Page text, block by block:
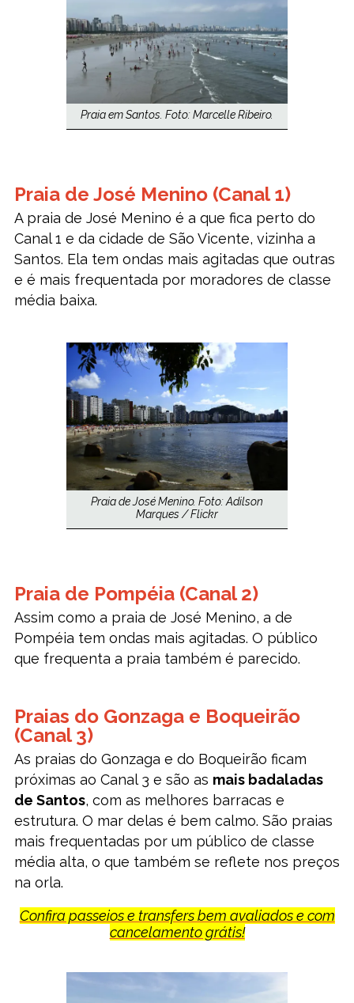
Praia em Santos. Foto: Marcelle Ribeiro.
Praia de José Menino (Canal 1)
A praia de José Menino é a que fica perto do
Canal 1 e da cidade de São Vicente, vizinha a
Santos. Ela tem ondas mais agitadas que outras
e é mais frequentada por moradores de classe
média baixa.
Praia de José Menino. Foto: Adilson
Marques / Flickr
Praia de Pompéia (Canal 2)
Assim como a praia de José Menino, a de
Pompéia tem ondas mais agitadas. O público
que frequenta a praia também é parecido.
Praias do Gonzaga e Boqueirão
(Canal 3)
As praias do Gonzaga e do Boqueirão ficam
próximas ao Canal 3 e são as mais badaladas
de Santos, com as melhores barracas e
estrutura. O mar delas é bem calmo. São praias
mais frequentadas por um público de classe
média alta, o que também se reflete nos preços
na orla.
Confira passeios e transfers bem avaliados e com
cancelamento grátis!